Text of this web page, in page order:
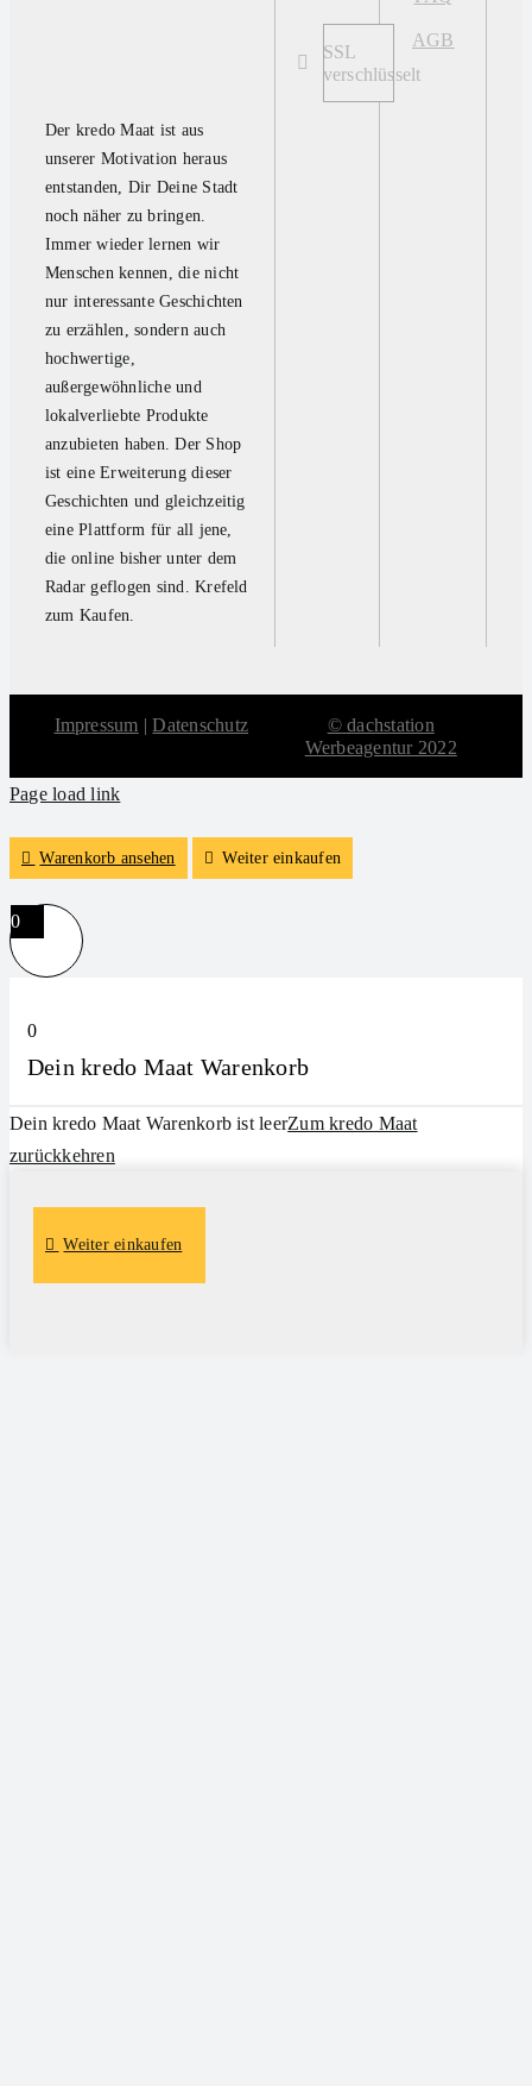
Der kredo Maat ist aus
unserer Motivation heraus
entstanden, Dir Deine Stadt
noch näher zu bringen.
Immer wieder lernen wir
Menschen kennen, die nicht
nur interessante Geschichten
zu erzählen, sondern auch
hochwertige,
außergewöhnliche und
lokalverliebte Produkte
anzubieten haben. Der Shop
ist eine Erweiterung dieser
Geschichten und gleichzeitig
eine Plattform für all jene,
die online bisher unter dem
Radar geflogen sind. Krefeld
zum Kaufen.
SSL
verschlüsselt
AGB
Impressum |Datenschutz
© dachstation
Werbeagentur 2022
Page load link
Warenkorb ansehen Weiter einkaufen
0
0
Dein kredo Maat Warenkorb
Dein kredo Maat Warenkorb ist leerZum kredo Maat
zurückkehren
Weiter einkaufen